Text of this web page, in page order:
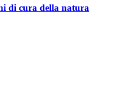
di cura della natura